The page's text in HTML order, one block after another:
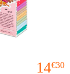
14€30